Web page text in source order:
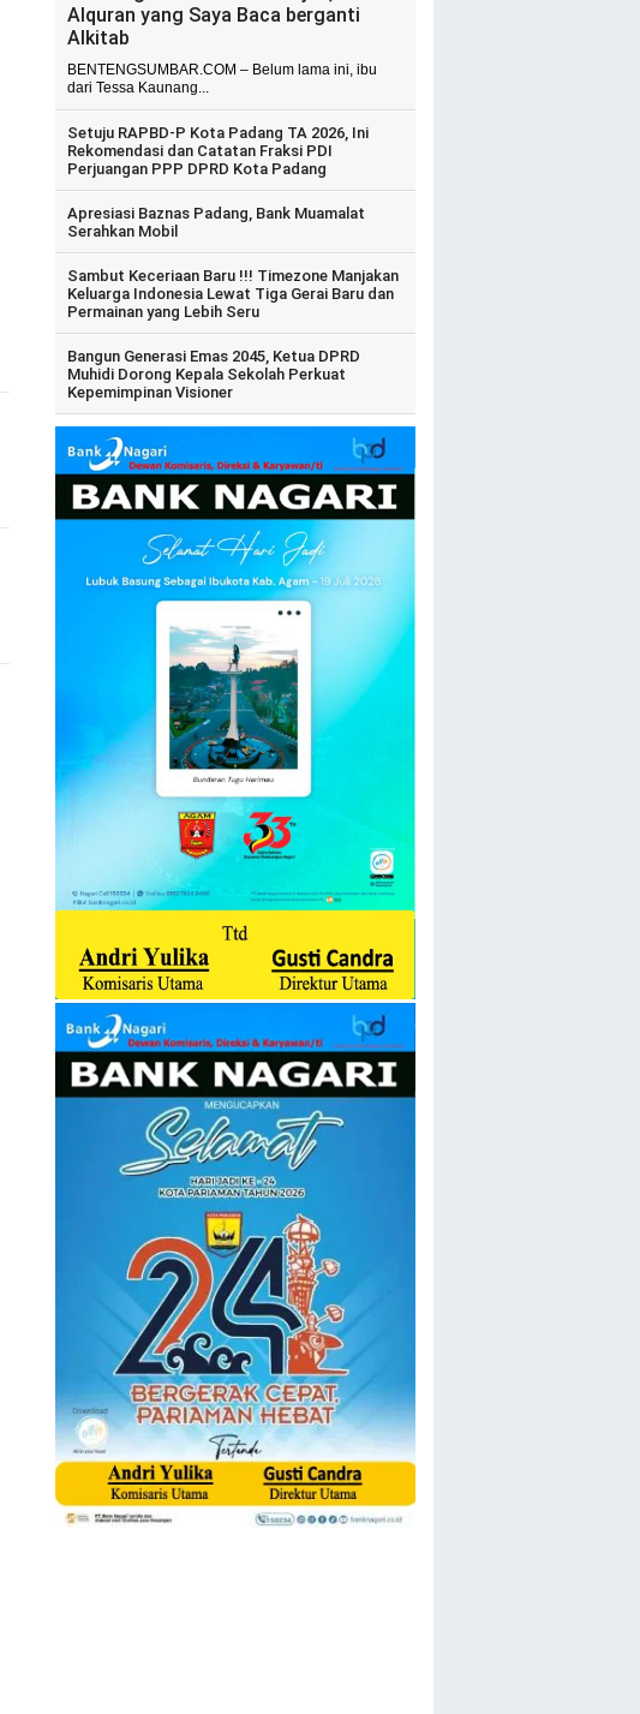
Alquran yang Saya Baca berganti
Alkitab
BENTENGSUMBAR.COM – Belum lama ini, ibu
dari Tessa Kaunang...
Setuju RAPBD-P Kota Padang TA 2026, Ini
Rekomendasi dan Catatan Fraksi PDI
Perjuangan PPP DPRD Kota Padang
Apresiasi Baznas Padang, Bank Muamalat
Serahkan Mobil
Sambut Keceriaan Baru !!! Timezone Manjakan
Keluarga Indonesia Lewat Tiga Gerai Baru dan
Permainan yang Lebih Seru
Bangun Generasi Emas 2045, Ketua DPRD
Muhidi Dorong Kepala Sekolah Perkuat
Kepemimpinan Visioner